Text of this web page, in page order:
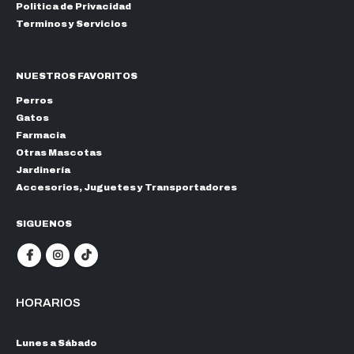
Politica de Privacidad
Terminos y Servicios
NUESTROS FAVORITOS
Perros
Gatos
Farmacia
Otras Mascotas
Jardinería
Accesorios, Juguetes y Transportadores
SIGUENOS
HORARIOS
Lunes a Sábado